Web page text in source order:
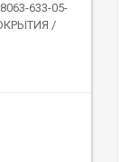
633-05-
/